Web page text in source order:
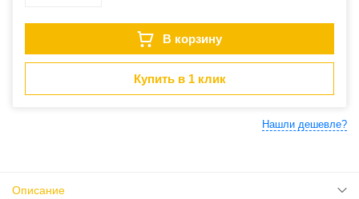
В корзину
Купить в 1 клик
Нашли дешевле?
Описание